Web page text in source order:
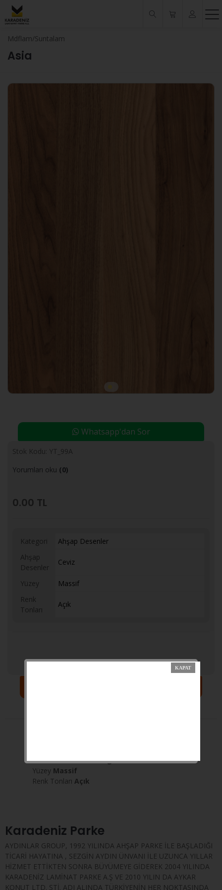
Mdflam/Suntalam
Asia
Whatsapp'dan Sor
Stok Kodu: YT_99A
Yorumları oku (0)
0.00 TL
Kategori
Ahşap Desenler
Ahşap
Desenler
Ceviz
Yüzey
Massif
Renk
Tonları
Açık
Renk/Desen Kahverengi - Sarı
Yüzey Massif
Renk Tonları Açık
Karadeniz Parke
AYDINLAR GROUP, 1992 YILINDA AHŞAP PARKE İLE BAŞLADIĞI
TİCARİ HAYATINA , SEZGİN AYDIN ÜNVANI İLE UZUNCA YILLAR
HİZMET ETTİKTEN SONRA BÜYÜMEYE GİDEREK 2004 YILINDA
KARADENİZ LAMİNAT PARKE A.Ş VE 2010 YILIN DA AYKAR
KONUT LTD. ŞTİ. ADI ALINDA TÜRKİYENİN HER NOKTASINDA